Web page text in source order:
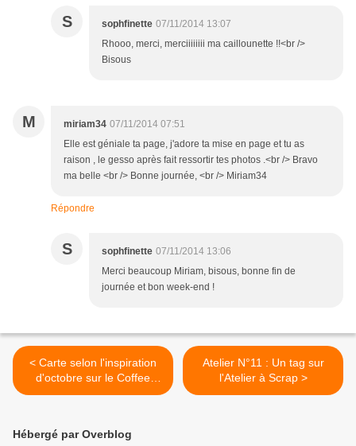
S sophfinette 07/11/2014 13:07
Rhooo, merci, merciiiiiiii ma caillounette !!<br />
Bisous
M miriam34 07/11/2014 07:51
Elle est géniale ta page, j'adore ta mise en page et tu as
raison , le gesso après fait ressortir tes photos .<br /> Bravo
ma belle <br /> Bonne journée, <br /> Miriam34
Répondre
S sophfinette 07/11/2014 13:06
Merci beaucoup Miriam, bisous, bonne fin de
journée et bon week-end !
< Carte selon l'inspiration
d'octobre sur le Coffee
Scrap
Atelier N°11 : Un tag sur
l'Atelier à Scrap >
Hébergé par Overblog